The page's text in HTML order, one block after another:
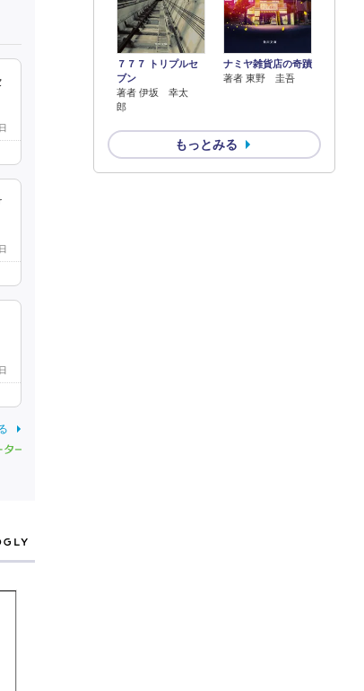
７７７ トリプルセ
ブン
著者 伊坂 幸太
郎
ナミヤ雑貨店の奇蹟
著者 東野 圭吾
もっとみる